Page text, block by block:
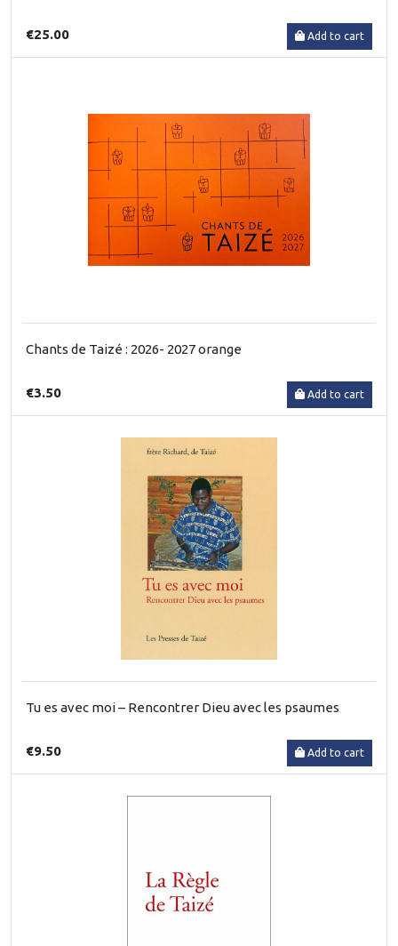
€25.00 Add to cart
Chants de Taizé : 2026- 2027 orange
€3.50 Add to cart
Tu es avec moi – Rencontrer Dieu avec les psaumes
€9.50 Add to cart